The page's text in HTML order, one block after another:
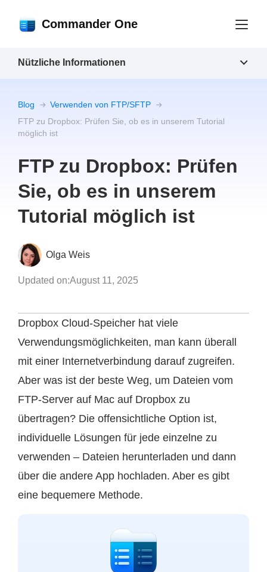
Commander One
Blog
Verwenden von FTP/SFTP
FTP zu Dropbox: Prüfen Sie, ob es in unserem Tutorial
möglich ist
FTP zu Dropbox: Prüfen
Sie, ob es in unserem
Tutorial möglich ist
Olga Weis
Updated on:August 11, 2025
Dropbox Cloud-Speicher hat viele
Verwendungsmöglichkeiten, man kann überall
mit einer Internetverbindung darauf zugreifen.
Aber was ist der beste Weg, um Dateien vom
FTP-Server auf Mac auf Dropbox zu
übertragen? Die offensichtliche Option ist,
individuelle Lösungen für jede einzelne zu
verwenden – Dateien herunterladen und dann
über die andere App hochladen. Aber es gibt
eine bequemere Methode.
Nützliche Informationen